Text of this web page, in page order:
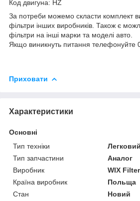
Код двигуна: HZ
За потреби можемо скласти комплект
фільтри інших виробників. Також є
фільтри на інші марки та моделі авто.
Якщо виникнуть питання телефонуйте
Приховати
Характеристики
Основні
Тип техніки
Тип запчастини
Аналог
Виробник
WIX
Країна виробник
Польща
Стан
Новий